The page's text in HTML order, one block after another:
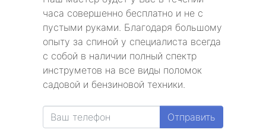
часа совершенно бесплатно и не с
пустыми руками. Благодаря большому
опыту за спиной у специалиста всегда
с собой в наличии полный спектр
инструметов на все виды поломок
садовой и бензиновой техники.
Отправить